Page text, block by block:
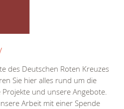
des Deutschen Roten Kreuzes
Sie hier alles rund um die
und unsere Angebote.
Arbeit mit einer Spende